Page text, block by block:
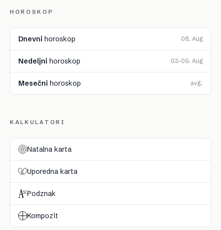
HOROSKOP
Dnevni horoskop 08. Aug
Nedeljni horoskop 03–09. Aug
Mesečni horoskop avg.
KALKULATORI
Natalna karta
Uporedna karta
Podznak
Kompozit